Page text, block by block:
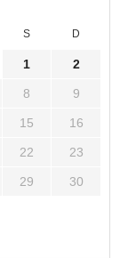
S D
1 2
8 9
15 16
22 23
29 30